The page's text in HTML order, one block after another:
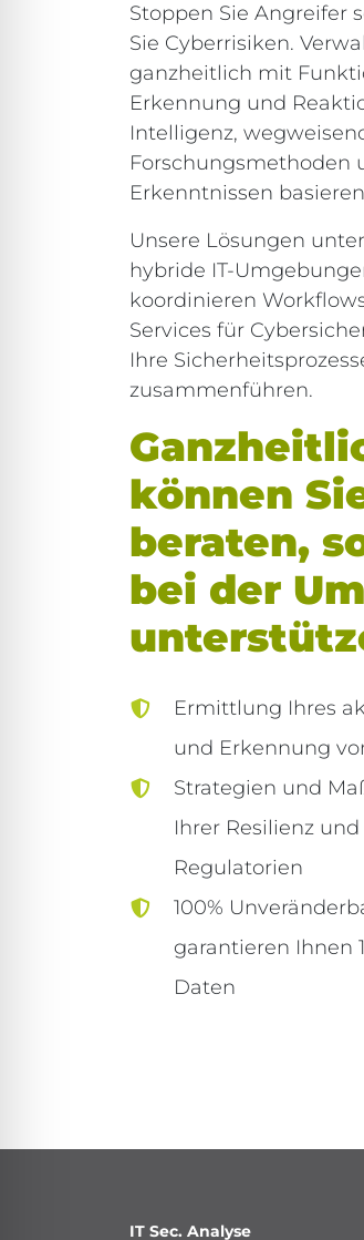
Stoppen Sie Angreifer
Sie Cyberrisiken.
ganzheitlich mit
Erkennung und
Intelligenz,
Forschungsmethoden
Erkenntnissen
Unsere Lösungen
hybride IT-
koordinieren
Services für
Ihre
zusammenführen.
können
beraten,
bei der
Ermittlung Ihres
und Erkennung
Strategien und
Ihrer Resilienz
Regulatorien
100%
garantieren Ihnen
Daten
IT Sec. Analyse